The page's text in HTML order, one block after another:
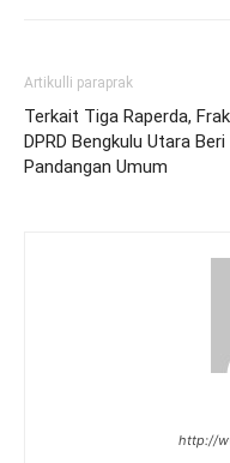
Artikulli paraprak
Terkait Tiga Raperda,
DPRD Bengkulu Utara Beri
Pandangan Umum
http://